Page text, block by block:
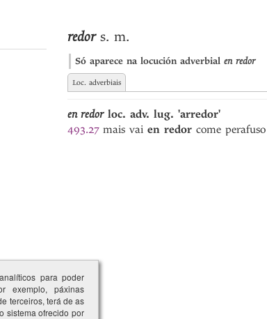
redor s. m.
Só aparece na locución adverbial en redor
Loc. adverbiais
en redorloc. adv. lug. 'arredor'
493.27mais vai en redor come perafuso
para poder
exemplo, páxinas
terceiros, terá de as
sistema ofrecido por